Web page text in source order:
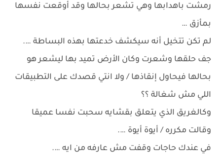
رمشت باهدابها وهي تشعر بحالها وقد أوقعت نفسها
بمأزق …
لم تكن تتخيل أنه سيكشف خدعتها بهذه البساطة ….
جف حلقها وشعرت وكان الأرض تميد بها ليشعر هو
بحالها فيحاول إنقاذها / ولا انتي قصدك على التطبيقات
اللي مش شغالة ؟؟
وكالغريق الذي يتعلق بقشايه سحبت نفسا عميقا
وقالت مكرره / أيوة أيوة ….
في عندك حاجات وقفت مش عارفه من ايه ….